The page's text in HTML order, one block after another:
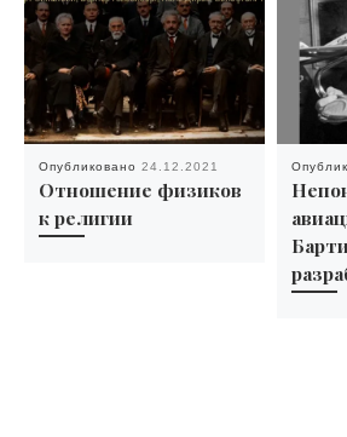
Опубликовано 24.12.2021
Отношение физиков
к религии